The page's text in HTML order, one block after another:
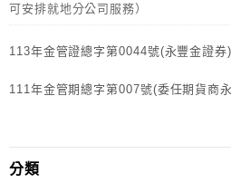
可安排就地分公司服務）
113年金管證總字第0044號(永豐金證券)
111年金管期總字第007號(委任期貨商
分類